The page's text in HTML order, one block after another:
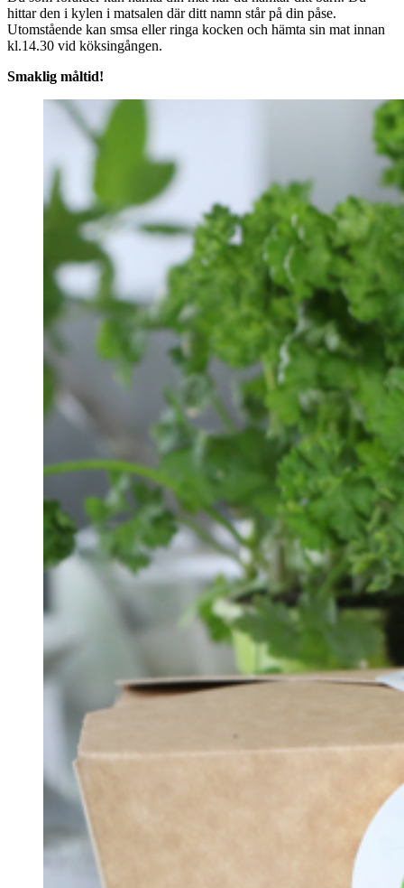
hittar den i kylen i matsalen där ditt namn står på din påse.
Utomstående kan smsa eller ringa kocken och hämta sin mat innan
kl.14.30 vid köksingången.
Smaklig måltid!